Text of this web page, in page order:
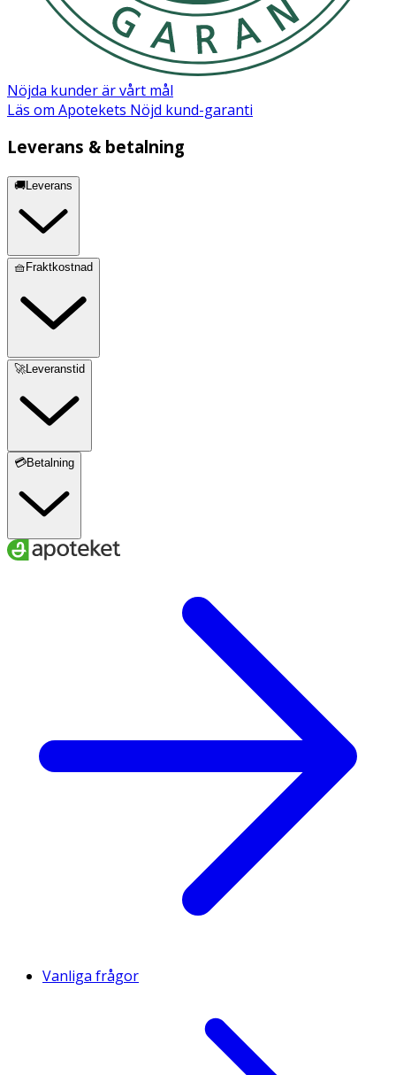
Nöjda kunder är vårt mål
Läs om Apotekets Nöjd kund-garanti
Leverans & betalning
🚚Leverans
🧺Fraktkostnad
🚀Leveranstid
💳Betalning
Vanliga frågor